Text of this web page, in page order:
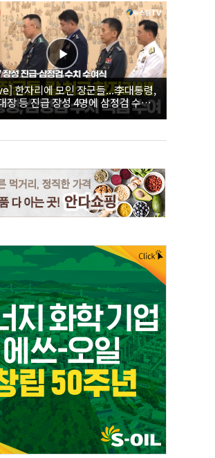
한자리에 모인 장군들...李대통령,
장 등 진급 장성 4명에 삼정검 수치
｜26.08.07 장성 진급·삼정검 수치